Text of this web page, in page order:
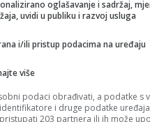
svi nervozni, znam ko vrši
2025.
oglašavanje i sadržaj,
uvidi u publiku i razvoj usluga
i/ili pristup podacima na uređaju
više
podaci obrađivati, a podatke s
i druge podatke
203 partnera ili ih može